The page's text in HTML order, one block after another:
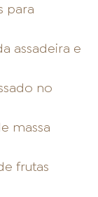
para
assadeira e
no
massa
frutas